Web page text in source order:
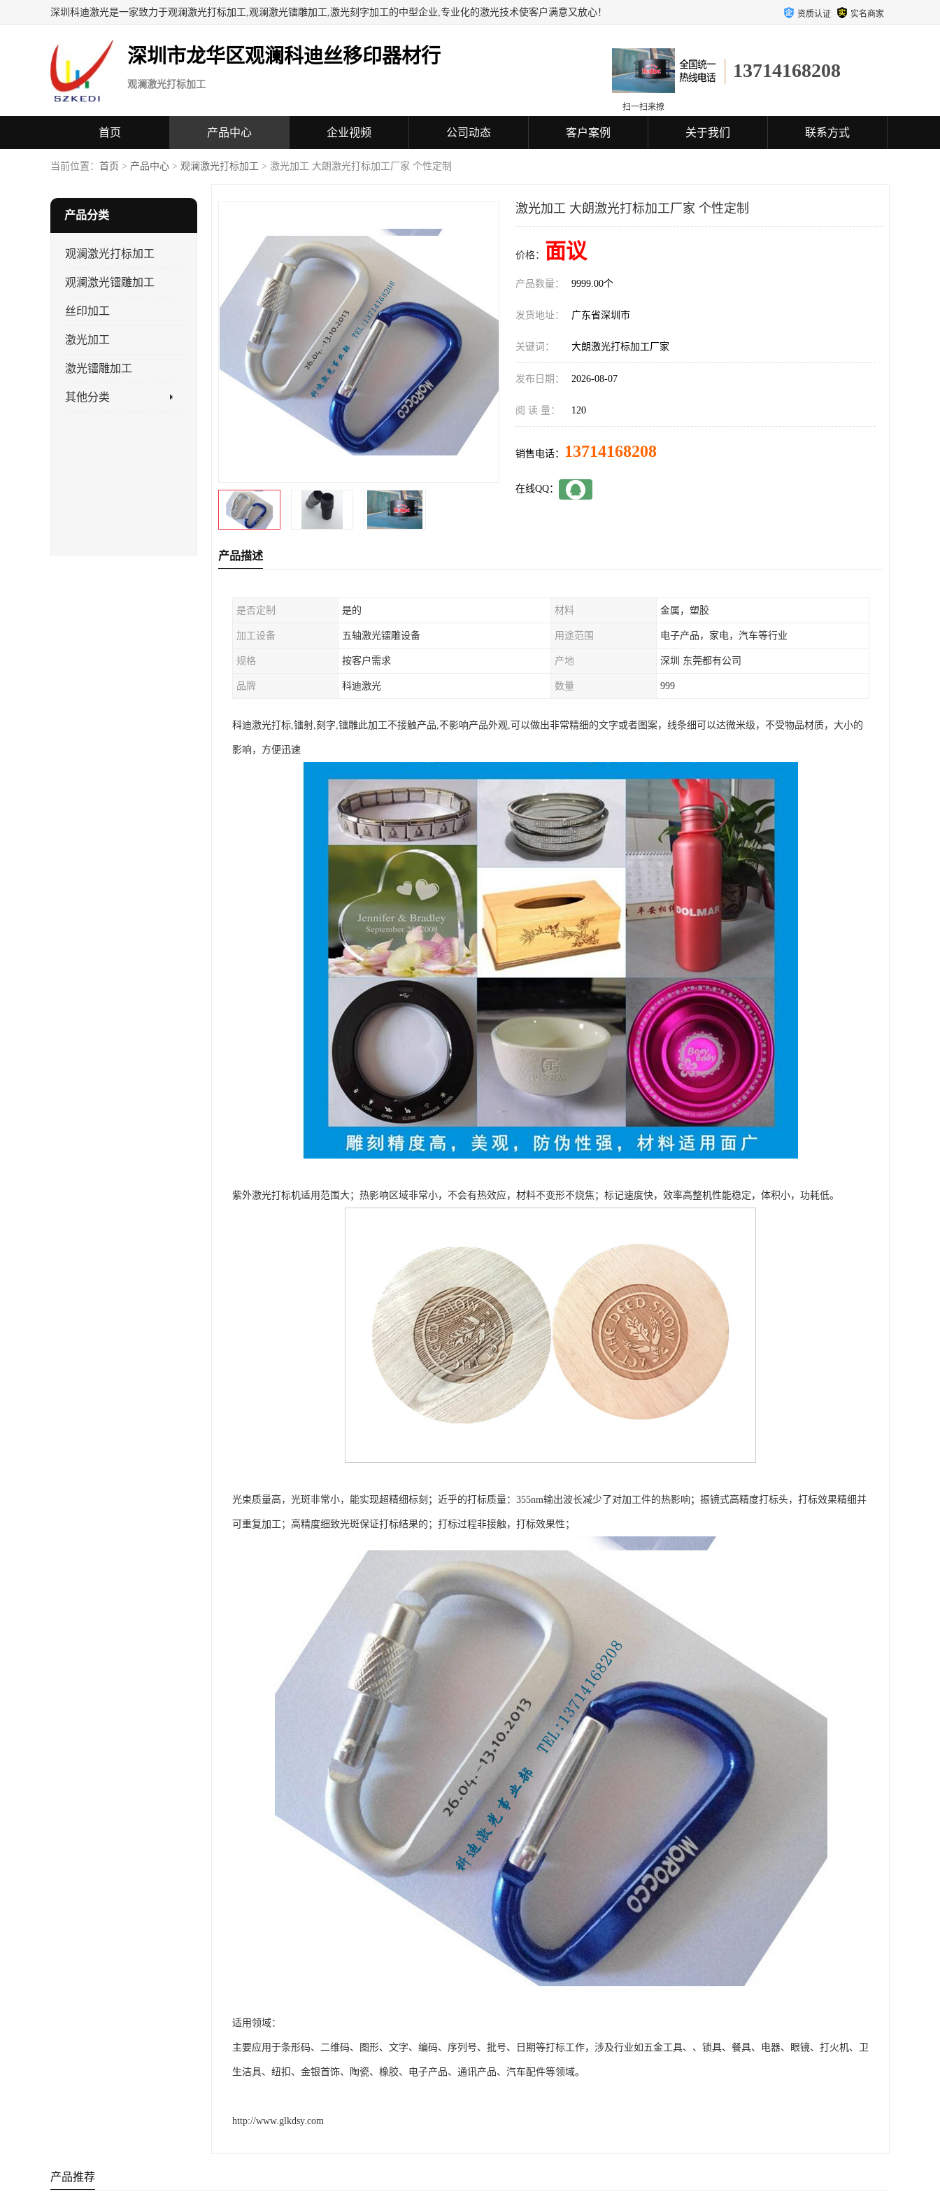
深圳科迪激光是一家致力于观澜激光打标加工,观澜激光镭雕加工,激光刻字加工的中型企业,专业化的激光技术使客户满意又放心！ 资质认证 实名商家
深圳市龙华区观澜科迪丝移印器材行
观澜激光打标加工
13714168208
扫一扫来撩
首页 产品中心 企业视频 公司动态 客户案例 关于我们 联系方式
当前位置： 首页 > 产品中心 > 观澜激光打标加工 > 激光加工 大朗激光打标加工厂家 个性定制
产品分类
观澜激光打标加工
观澜激光镭雕加工
丝印加工
激光加工
激光镭雕加工
其他分类
激光加工 大朗激光打标加工厂家 个性定制
价格： 面议
产品数量： 9999.00个
发货地址： 广东省深圳市
关键词： 大朗激光打标加工厂家
发布日期： 2026-08-07
阅 读 量： 120
销售电话： 13714168208
在线QQ：
产品描述
是否定制 是的 材料 金属，塑胶
加工设备 五轴激光镭雕设备 用途范围 电子产品，家电，汽车等行业
规格 按客户需求 产地 深圳 东莞都有公司
品牌 科迪激光 数量 999
科迪激光打标,镭射,刻字,镭雕此加工不接触产品,不影响产品外观,可以做出非常精细的文字或者图案，线条细可以达微米级，不受物品材质，大小的
影响，方便迅速
紫外激光打标机适用范围大；热影响区域非常小，不会有热效应，材料不变形不烧焦；标记速度快，效率高整机性能稳定，体积小，功耗低。
光束质量高，光斑非常小，能实现超精细标刻；近乎的打标质量：355nm输出波长减少了对加工件的热影响；振镜式高精度打标头，打标效果精细并
可重复加工；高精度细致光斑保证打标结果的；打标过程非接触，打标效果性；
适用领域：
主要应用于条形码、二维码、图形、文字、编码、序列号、批号、日期等打标工作，涉及行业如五金工具、、锁具、餐具、电器、眼镜、打火机、卫
生洁具、纽扣、金银首饰、陶瓷、橡胶、电子产品、通讯产品、汽车配件等领域。
http://www.glkdsy.com
产品推荐